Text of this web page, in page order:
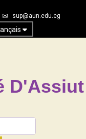
sup@aun.edu.eg
D'Assiut